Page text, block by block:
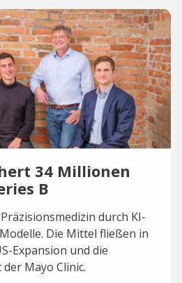
34 Millionen
B
durch KI-
Die Mittel fließen in
Expansion und die
Mayo Clinic.